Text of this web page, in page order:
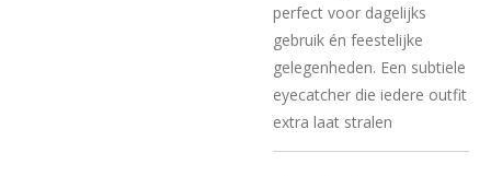
perfect voor dagelijks
gebruik én feestelijke
gelegenheden. Een subtiele
eyecatcher die iedere outfit
extra laat stralen